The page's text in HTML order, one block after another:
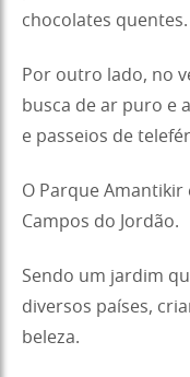
chocolates quentes.
Por outro lado, no
busca de ar puro e
e passeios de
O Parque
Campos do Jordão.
Sendo um jardim
diversos países,
beleza.